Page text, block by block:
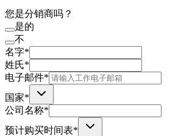
您是分销商吗？
是的
不
名字*
姓氏*
电子邮件*
国家*
公司名称*
预计购买时间表*